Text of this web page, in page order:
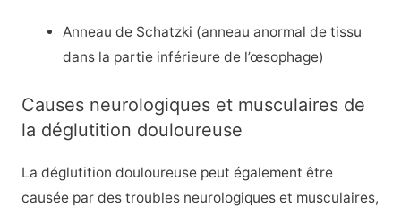
Anneau de Schatzki (anneau anormal de tissu
dans la partie inférieure de l’œsophage)
Causes neurologiques et musculaires de
la déglutition douloureuse
La déglutition douloureuse peut également être
causée par des troubles neurologiques et musculaires,